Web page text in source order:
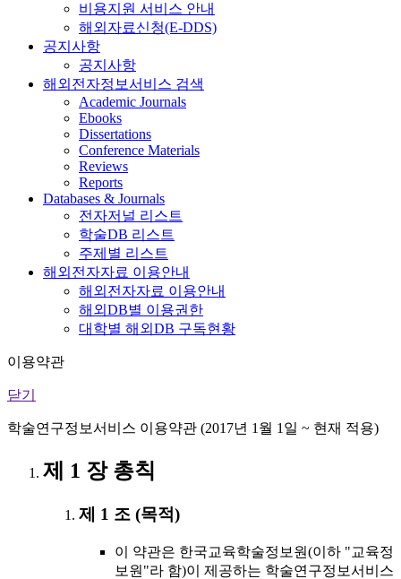
비용지원 서비스 안내
해외자료신청(E-DDS)
공지사항
공지사항
해외전자정보서비스 검색
Academic Journals
Ebooks
Dissertations
Conference Materials
Reviews
Reports
Databases & Journals
전자저널 리스트
학술DB 리스트
주제별 리스트
해외전자자료 이용안내
해외전자자료 이용안내
해외DB별 이용권한
대학별 해외DB 구독현황
이용약관
닫기
학술연구정보서비스 이용약관 (2017년 1월 1일 ~ 현재 적용)
제 1 장 총칙
제 1 조 (목적)
이 약관은 한국교육학술정보원(이하 "교육정
보원"라 함)이 제공하는 학술연구정보서비스